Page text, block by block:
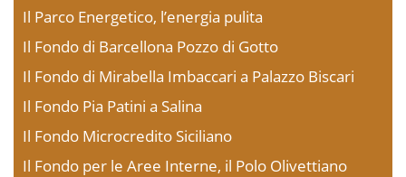
Il Parco Energetico, l’energia pulita
Il Fondo di Barcellona Pozzo di Gotto
Il Fondo di Mirabella Imbaccari a Palazzo Biscari
Il Fondo Pia Patini a Salina
Il Fondo Microcredito Siciliano
Il Fondo per le Aree Interne, il Polo Olivettiano